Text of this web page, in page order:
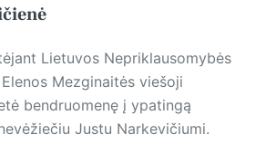
Lietuvos Nepriklausomybės
Mezginaitės viešoji
bendruomenę į ypatingą
Justu Narkevičiumi.